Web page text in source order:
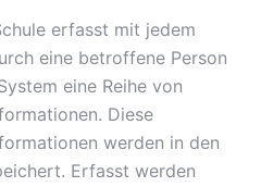
erfasst mit jedem
eine betroffene Person
eine Reihe von
Diese
werden in den
Erfasst werden